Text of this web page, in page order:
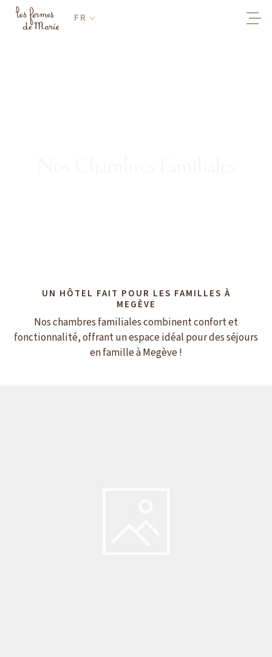
FR
UN HÔTEL FAIT POUR LES FAMILLES À
MEGÈVE
Nos chambres familiales combinent confort et
fonctionnalité, offrant un espace idéal pour des séjours
en famille à Megève !